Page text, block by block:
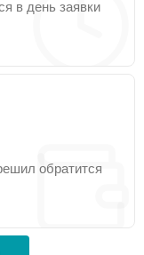
в день заявки
обратится